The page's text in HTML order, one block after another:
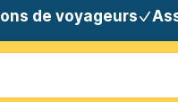
de voyageurs